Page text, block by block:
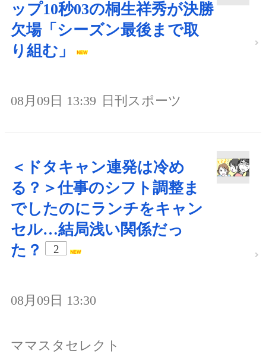
ップ10秒03の桐生祥秀が決勝
欠場「シーズン最後まで取
り組む」
08月09日 13:39 日刊スポーツ
＜ドタキャン連発は冷め
る？＞仕事のシフト調整ま
でしたのにランチをキャン
セル…結局浅い関係だっ
た？
2
08月09日 13:30
ママスタセレクト